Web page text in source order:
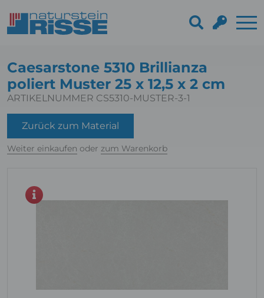
Caesarstone 5310 Brillianza
poliert Muster 25 x 12,5 x 2 cm
ARTIKELNUMMER CS5310-MUSTER-3-1
Zurück zum Material
Weiter einkaufen oder zum Warenkorb